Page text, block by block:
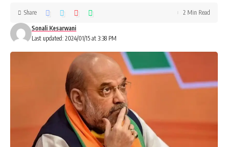
Last updated: 2024/01/15 at 3:38 PM
Sonali Kesarwani
Share 2 Min Read